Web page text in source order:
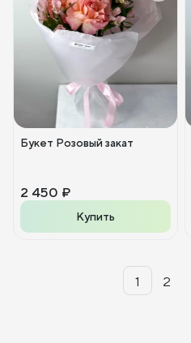
Букет Розовый закат
2 450 ₽
Купить
1 2